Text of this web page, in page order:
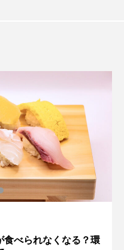
食べられなくなる？環